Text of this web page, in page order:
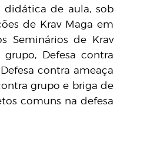
didática de aula, sob
de Krav Maga em
Seminários de Krav
Defesa contra
contra ameaça
grupo e briga de
comuns na defesa